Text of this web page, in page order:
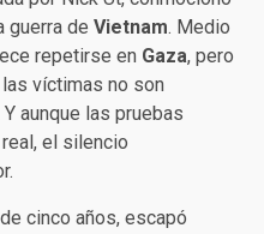
guerra de Vietnam. Medio
repetirse en Gaza, pero
víctimas no son
Y aunque las pruebas
el silencio
cinco años, escapó